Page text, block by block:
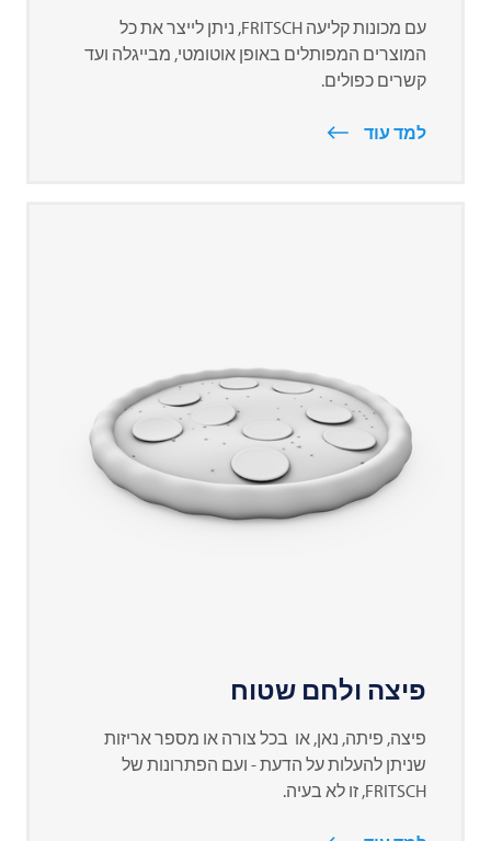
עם מכונות קליעה FRITSCH, ניתן לייצר את כל
המוצרים המפותלים באופן אוטומטי, מבייגלה ועד
קשרים כפולים.
למד עוד
פיצה ולחם שטוח
פיצה, פיתה, נאן, או בכל צורה או מספר אריזות
שניתן להעלות על הדעת - ועם הפתרונות של
FRITSCH, זו לא בעיה.